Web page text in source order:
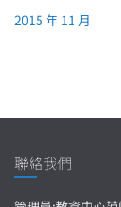
2015 年 11 月
聯絡我們